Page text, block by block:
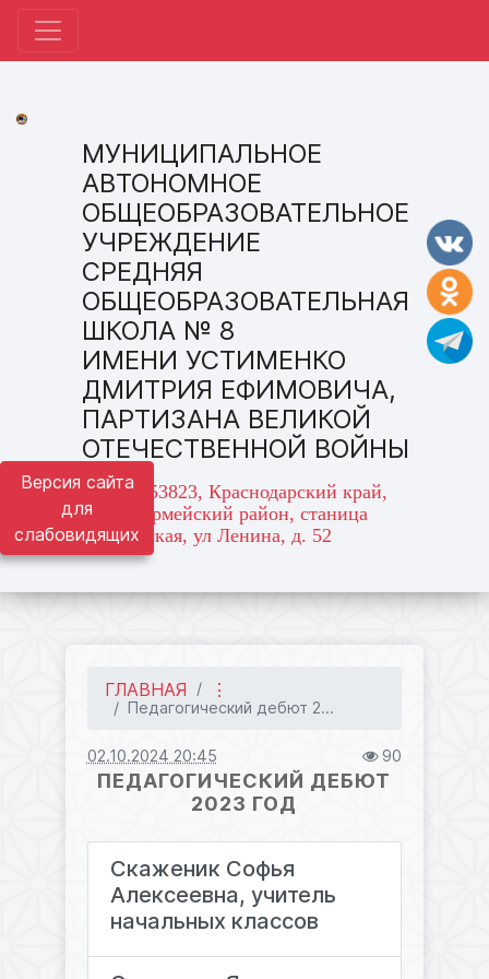
Версия сайта
для
слабовидящих
МУНИЦИПАЛЬНОЕ
АВТОНОМНОЕ
ОБЩЕОБРАЗОВАТЕЛЬНОЕ
УЧРЕЖДЕНИЕ
СРЕДНЯЯ
ОБЩЕОБРАЗОВАТЕЛЬНАЯ
ШКОЛА № 8
ИМЕНИ УСТИМЕНКО
ДМИТРИЯ ЕФИМОВИЧА,
ПАРТИЗАНА ВЕЛИКОЙ
ОТЕЧЕСТВЕННОЙ ВОЙНЫ
адрес: 353823, Краснодарский край,
Красноармейский район, станица
Марьянская, ул Ленина, д. 52
ГЛАВНАЯ ⋮
Педагогический дебют 2...
02.10.2024 20:45 90
ПЕДАГОГИЧЕСКИЙ ДЕБЮТ
2023 ГОД
Скаженик Софья
Алексеевна, учитель
начальных классов